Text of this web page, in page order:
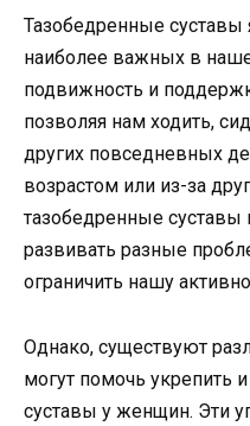
Тазобедренные суставы
наиболее важных в
подвижность и
позволяя нам ходить,
других повседневных
возрастом или из-за
тазобедренные суставы
развивать разные
ограничить нашу
Однако, существуют
могут помочь укрепить
суставы у женщин. Эти